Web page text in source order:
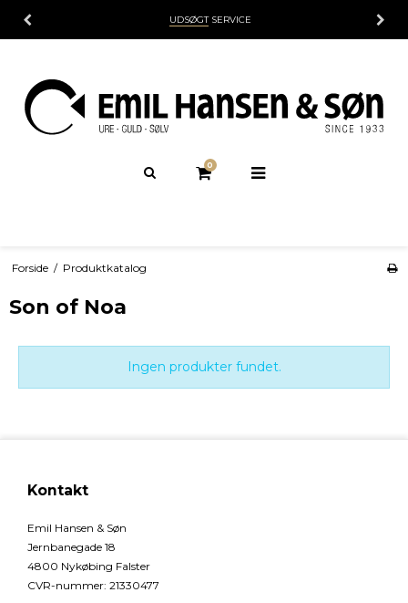
UDSØGTSERVICE
0
Forside / Produktkatalog
Son of Noa
Ingen produkter fundet.
Kontakt
Emil Hansen & Søn
Jernbanegade 18
4800 Nykøbing Falster
CVR-nummer: 21330477